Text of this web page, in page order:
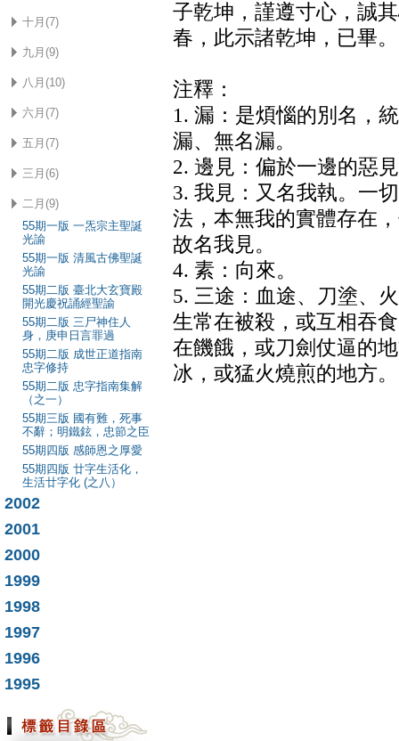
十月(7)
九月(9)
八月(10)
六月(7)
五月(7)
三月(6)
二月(9)
55期一版 一炁宗主聖誕
光諭
55期一版 清風古佛聖誕
光諭
55期二版 臺北大玄寶殿
開光慶祝誦經聖諭
55期二版 三尸神住人
身，庚申日言罪過
55期二版 成世正道指南
忠字修持
55期二版 忠字指南集解
（之一）
55期三版 國有難，死事
不辭；明鐵鉉，忠節之臣
55期四版 感師恩之厚愛
55期四版 廿字生活化，
生活廿字化 (之八）
2002
2001
2000
1999
1998
1997
1996
1995
子乾坤，謹遵寸心，誠
春，此示諸乾坤，已畢。
注釋：
1. 漏：是煩惱的別名，
漏、無名漏。
2. 邊見：偏於一邊的惡
3. 我見：又名我執。一
法，本無我的實體存在
故名我見。
4. 素：向來。
5. 三途：血途、刀塗、
生常在被殺，或互相吞
在饑餓，或刀劍仗逼的
冰，或猛火燒煎的地方。